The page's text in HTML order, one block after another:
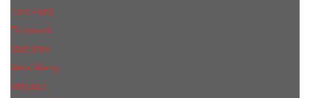
Tom Ford
Trussardi
Valentino
Vera Wang
Versace